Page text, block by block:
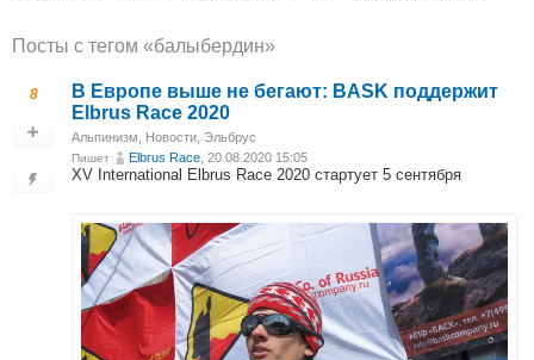
Посты c тегом «балыбердин»
8
В Европе выше не бегают: BASK поддержит
Elbrus Race 2020
Альпинизм Новости Эльбрус
Пишет Elbrus Race , 20.08.2020 15:05
XV International Elbrus Race 2020 стартует 5 сентября